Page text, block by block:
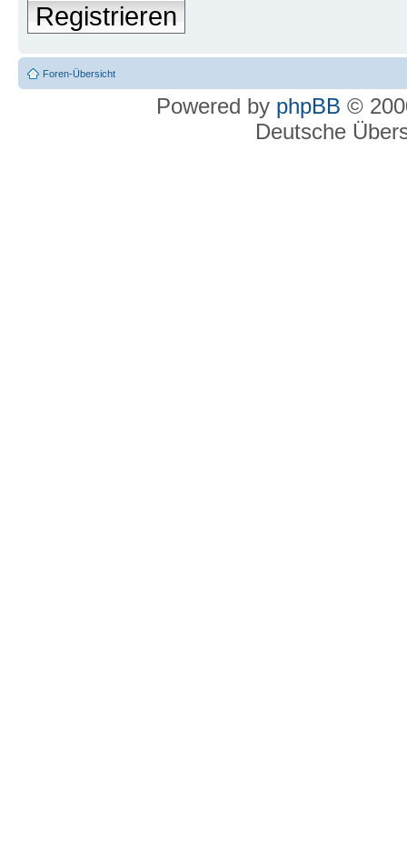
Registrieren
Foren-Übersicht
Powered by phpBB ©
Deutsche